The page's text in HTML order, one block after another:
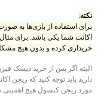
نکته:
برای استفاده از بازی‌ها به
اکانت شما یکی باشد. برای
خریداری کرده و بدون هیچ
البته اگر پس از خرید دیسک
دارید باید توجه کنید که ریجن
مورد ریجن کنسول هیچ اهمیتی